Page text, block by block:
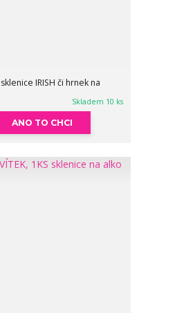
sklenice IRISH či hrnek na
Skladem 10 ks
ANO TO CHCI